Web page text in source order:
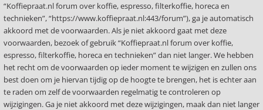
“Koffiepraat.nl forum over koffie, espresso, filterkoffie, horeca en
technieken”, “https://www.koffiepraat.nl:443/forum”), ga je automatisch
akkoord met de voorwaarden. Als je niet akkoord gaat met deze
voorwaarden, bezoek of gebruik “Koffiepraat.nl forum over koffie,
espresso, filterkoffie, horeca en technieken” dan niet langer. We hebben
het recht om de voorwaarden op ieder moment te wijzigen en zullen ons
best doen om je hiervan tijdig op de hoogte te brengen, het is echter aan
te raden om zelf de voorwaarden regelmatig te controleren op
wijzigingen. Ga je niet akkoord met deze wijzigingen, maak dan niet langer